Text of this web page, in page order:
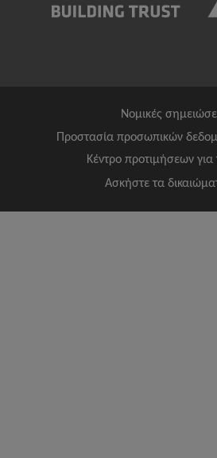
Νομικές
Προστασία προσωπικών
Κέντρο προτιμήσεων
Ασκήστε τα